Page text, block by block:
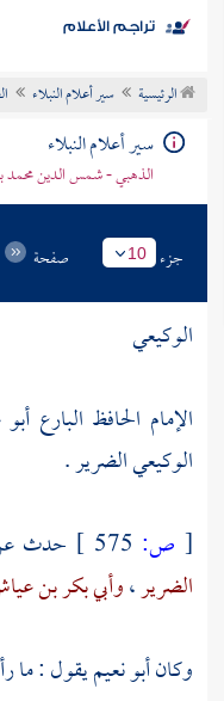
موضوعي
تراجم الأعلام
الرئيسية سير أعلام النبلاء
سير أعلام النبلاء
الذهبي - شمس الدين محمد
جزء 10 صفحة
الوكيعي
الإمام الحافظ البارع
الوكيعي الضرير .
[ ص: حدث
الضرير،وأبي بكر بن
وكانأبو نعيميقول : ما